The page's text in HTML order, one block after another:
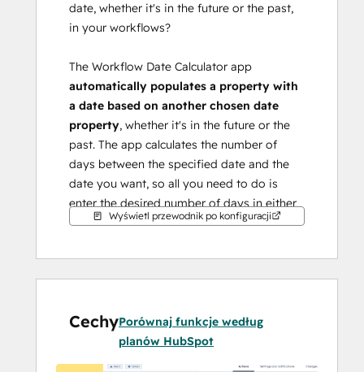
date, whether it's in the future or the past,
in your workflows?
automatically populates a property with
a date based on another chosen date
property, whether it's in the future or the
past. The app calculates the number of
days between the specified date and the
date you want, so all you need to do is
enter the desired number of days in either
direction!
Once done, you will have a Future Date
property (or Past Date if that's what you
Install it now! It’s easy and free.
Wyświetl przewodnik po konfiguracji
CechyPorównaj funkcje według
planów HubSpot